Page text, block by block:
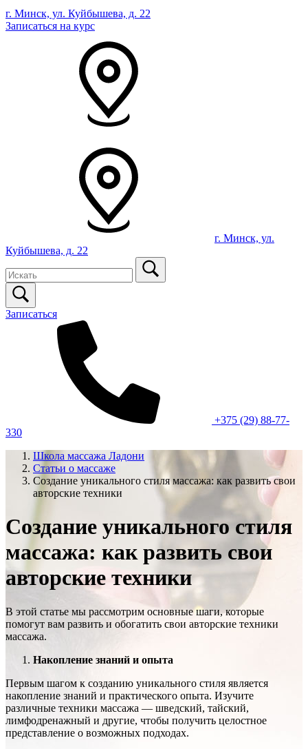
г. Минск, ул. Куйбышева, д. 22
Записаться на курс
г. Минск, ул.
Куйбышева, д. 22
Записаться
+375 (29) 88-77-
330
Школа массажа Ладони
Статьи о массаже
Создание уникального стиля массажа: как развить свои
авторские техники
Создание уникального стиля
массажа: как развить свои
авторские техники
В этой статье мы рассмотрим основные шаги, которые
помогут вам развить и обогатить свои авторские техники
массажа.
Накопление знаний и опыта
Первым шагом к созданию уникального стиля является
накопление знаний и практического опыта. Изучите
различные техники массажа — шведский, тайский,
лимфодренажный и другие, чтобы получить целостное
представление о возможных подходах.